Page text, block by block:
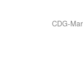
CDG-